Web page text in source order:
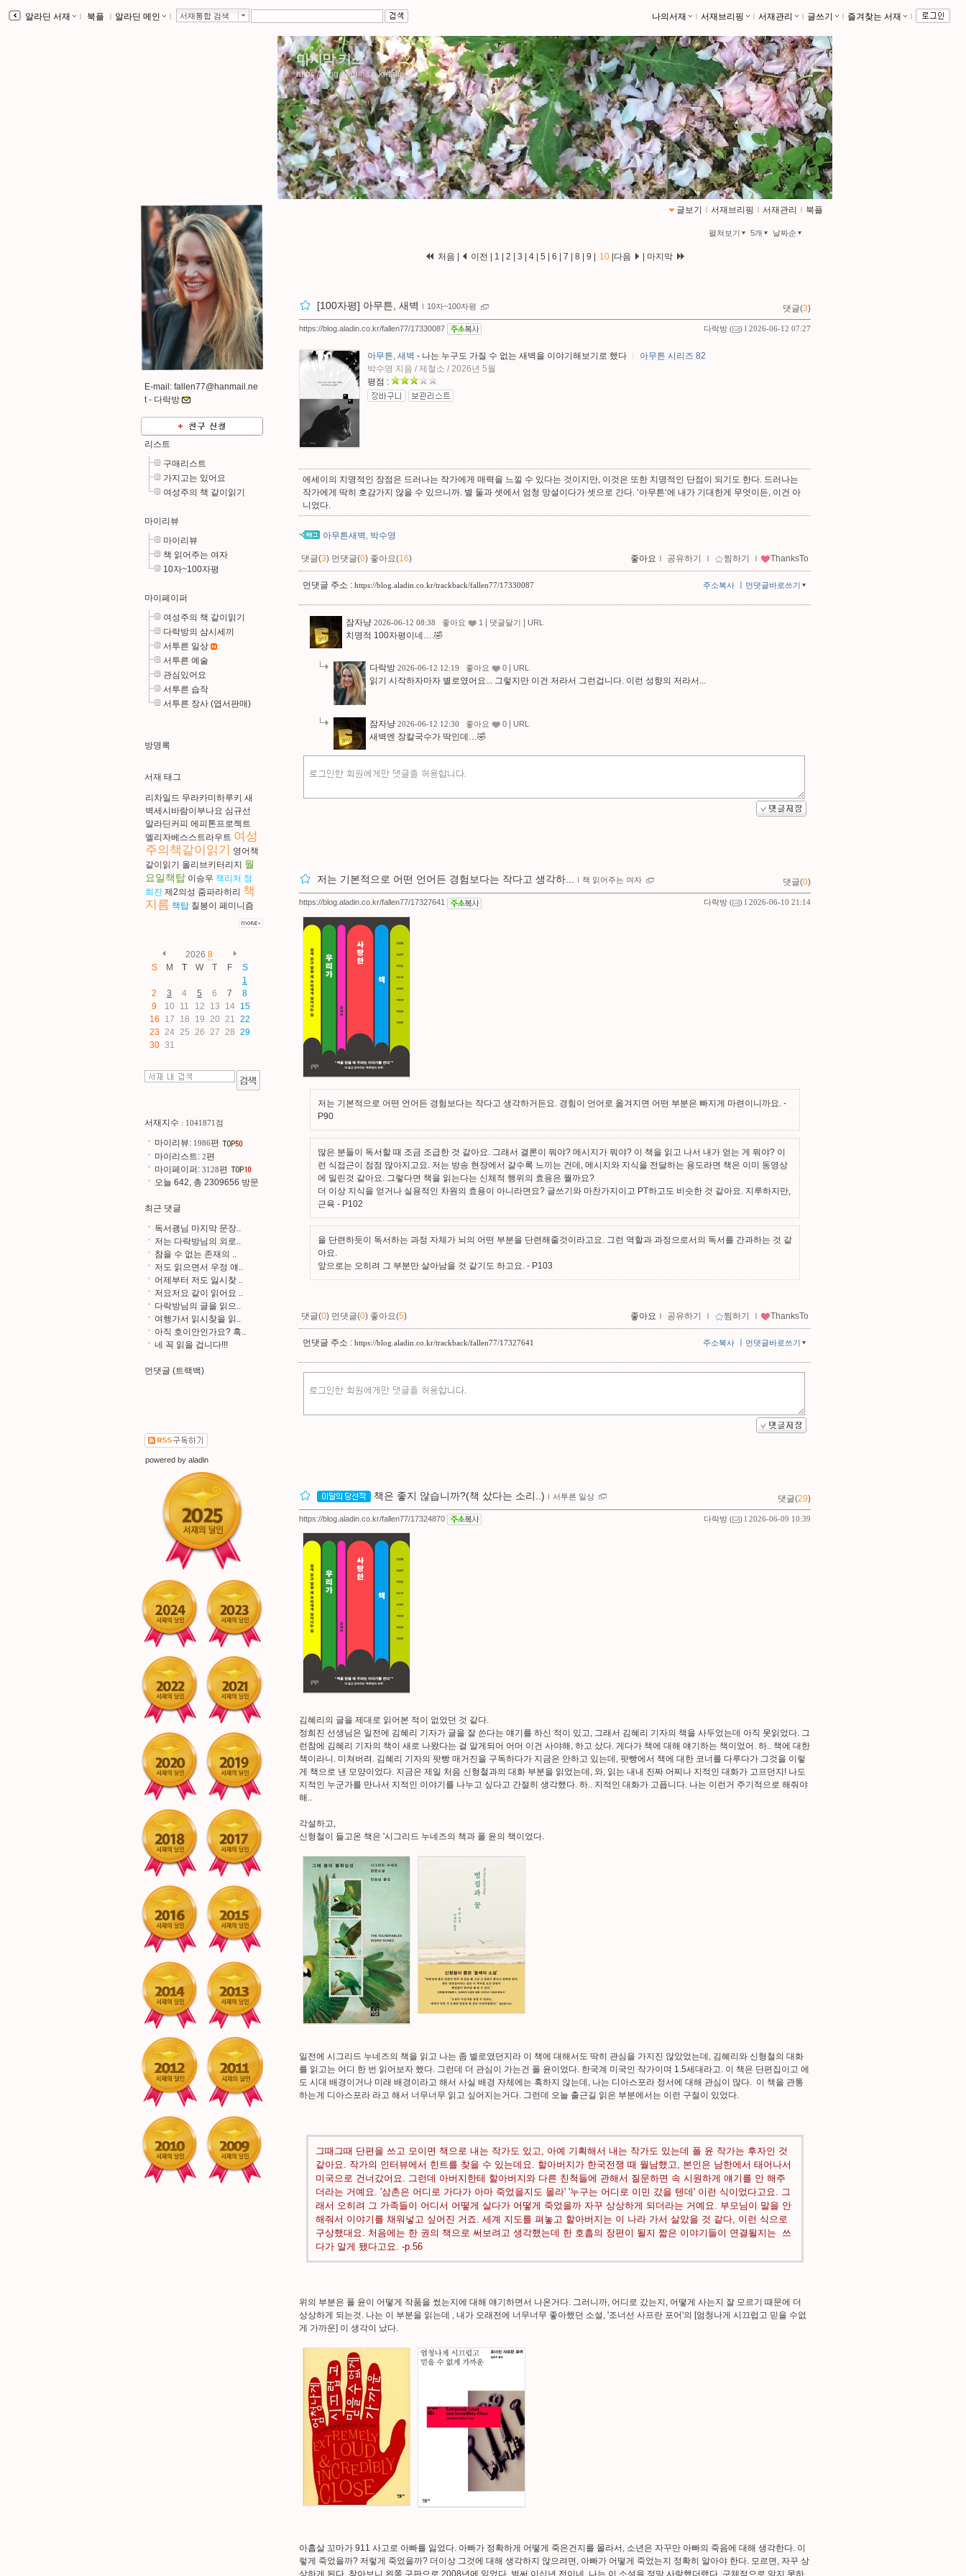
알라딘 서재 ｌ 북플 ｌ 알라딘 메인 ｌ 서재통합 검색 나의서재 ｌ 서재브리핑 ｌ 서재관리 ｌ 글쓰기 ｌ 즐겨찾는 서재 ｌ
마지막 키스
https://blog.aladin.co.kr/fallen77
글보기 ｌ 서재브리핑 ｌ 서재관리 ｌ 북플
펼쳐보기 5개 날짜순
처음 이전 1 2 3 4 5 6 7 8 9 10 다음 마지막
[100자평] 아무튼, 새벽 ｌ 10자~100자평 댓글(3)
다락방 ( ) l 2026-06-12 07:27
https://blog.aladin.co.kr/fallen77/17330087
아무튼, 새벽 - 나는 누구도 가질 수 없는 새벽을 이야기해보기로 했다
아무튼 시리즈 82
박수영 지음 / 제철소 / 2026년 5월
평점 :
에세이의 치명적인 장점은 드러나는 작가에게 매력을 느낄 수 있다는 것이지만, 이것은 또한 치명적인 단점이 되기도 한다. 드러나는
작가에게 딱히 호감가지 않을 수 있으니까. 별 둘과 셋에서 엄청 망설이다가 셋으로 간다. ‘아무튼‘에 내가 기대한게 무엇이든, 이건 아
니었다.
아무튼새벽, 박수영
댓글(3) 먼댓글(0) 좋아요(16) 좋아요 ｌ 공유하기 ｌ 찜하기 ｌ ThanksTo
먼댓글 주소 : https://blog.aladin.co.kr/trackback/fallen77/17330087 먼댓글바로쓰기
주소복사
잠자냥 2026-06-12 08:38 좋아요 1 댓글달기 URL
치명적 100자평이네….🤣
다락방 2026-06-12 12:19 좋아요 0 URL
읽기 시작하자마자 별로였어요... 그렇지만 이건 저라서 그런겁니다. 이런 성향의 저라서...
잠자냥 2026-06-12 12:30 좋아요 0 URL
새벽엔 장칼국수가 딱인데…🤣
저는 기본적으로 어떤 언어든 경험보다는 작다고 생각하... ｌ 책 읽어주는 여자 댓글(0)
다락방 ( ) l 2026-06-10 21:14
https://blog.aladin.co.kr/fallen77/17327641
저는 기본적으로 어떤 언어든 경험보다는 작다고 생각하거든요. 경힘이 언어로 옮겨지면 어떤 부분은 빠지게 마련이니까요. -
P90
많은 분들이 독서할 때 조금 조급한 것 같아요. 그래서 결론이 뭐야? 메시지가 뭐야? 이 책을 읽고 나서 내가 얻는 게 뭐야? 이
런 식접근이 점점 많아지고요. 저는 방송 현장에서 갈수록 느끼는 건데, 메시지와 지식을 전달하는 용도라면 책은 이미 동영상
에 밀린것 같아요. 그렇다면 책을 읽는다는 신체적 행위의 효용은 뭘까요?
더 이상 지식을 얻거나 실용적인 차원의 효용이 아니라면요? 글쓰기와 마찬가지이고 PT하고도 비슷한 것 같아요. 지루하지만,
근육 - P102
을 단련하듯이 독서하는 과정 자체가 뇌의 어떤 부분을 단련해줄것이라고요. 그런 역할과 과정으로서의 독서를 간과하는 것 같
아요.
앞으로는 오히려 그 부분만 살아남을 것 같기도 하고요. - P103
댓글(0) 먼댓글(0) 좋아요(5) 좋아요 ｌ 공유하기 ｌ 찜하기 ｌ ThanksTo
먼댓글 주소 : https://blog.aladin.co.kr/trackback/fallen77/17327641 먼댓글바로쓰기
주소복사
책은 좋지 않습니까?(책 샀다는 소리..) ｌ 서투른 일상 댓글(29)
다락방 ( ) l 2026-06-09 10:39
https://blog.aladin.co.kr/fallen77/17324870
김혜리의 글을 제대로 읽어본 적이 없었던 것 같다.
정희진 선생님은 일전에 김혜리 기자가 글을 잘 쓴다는 얘기를 하신 적이 있고, 그래서 김혜리 기자의 책을 사두었는데 아직 못읽었다. 그
런참에 김혜리 기자의 책이 새로 나왔다는 걸 알게되어 어머 이건 사야해, 하고 샀다. 게다가 책에 대해 얘기하는 책이었어. 하.. 책에 대한
책이라니. 미쳐버려. 김혜리 기자의 팟빵 매거진을 구독하다가 지금은 안하고 있는데, 팟빵에서 책에 대한 코너를 다루다가 그것을 이렇
게 책으로 낸 모양이었다. 지금은 제일 처음 신형철과의 대화 부분을 읽었는데, 와, 읽는 내내 진짜 어찌나 지적인 대화가 고프던지! 나도
지적인 누군가를 만나서 지적인 이야기를 나누고 싶다고 간절히 생각했다. 하.. 지적인 대화가 고픕니다. 나는 이런거 주기적으로 해줘야
해..
각설하고,
신형철이 들고온 책은 '시그리드 누네즈의 책과 폴 윤의 책이었다.
일전에 시그리드 누네즈의 책을 읽고 나는 좀 별로였던지라 이 책에 대해서도 딱히 관심을 가지진 않았었는데, 김혜리와 신형철의 대화
를 읽고는 어디 한 번 읽어보자 했다. 그런데 더 관심이 가는건 폴 윤이었다. 한국계 미국인 작가이며 1.5세대라고. 이 책은 단편집이고 에
도 시대 배경이거나 미래 배경이라고 해서 사실 배경 자체에는 혹하지 않는데, 나는 디아스포라 정서에 대해 관심이 많다. 이 책을 관통
하는게 디아스포라 라고 해서 너무너무 읽고 싶어지는거다. 그런데 오늘 출근길 읽은 부분에서는 이런 구절이 있었다.
그때그때 단편을 쓰고 모이면 책으로 내는 작가도 있고, 아예 기획해서 내는 작가도 있는데 폴 윤 작가는 후자인 것
같아요. 작가의 인터뷰에서 힌트를 찾을 수 있는데요. 할아버지가 한국전쟁 때 월남했고, 본인은 남한에서 태어나서
미국으로 건너갔어요. 그런데 아버지한테 할아버지와 다른 친척들에 관해서 질문하면 속 시원하게 얘기를 안 해주
더라는 거예요. '삼촌은 어디로 가다가 아마 죽었을지도 몰라' '누구는 어디로 이민 갔을 텐데' 이런 식이었다고요. 그
래서 오히려 그 가족들이 어디서 어떻게 살다가 어떻게 죽었을까 자꾸 상상하게 되더라는 거예요. 부모님이 말을 안
해줘서 이야기를 채워넣고 싶어진 거죠. 세계 지도를 펴놓고 할아버지는 이 나라 가서 살았을 것 같다, 이런 식으로
구상했대요. 처음에는 한 권의 책으로 써보려고 생각했는데 한 호흡의 장편이 될지 짧은 이야기들이 연결될지는 쓰
다가 알게 됐다고요. -p.56
위의 부분은 폴 윤이 어떻게 작품을 썼는지에 대해 얘기하면서 나온거다. 그러니까, 어디로 갔는지, 어떻게 사는지 잘 모르기 때문에 더
상상하게 되는것. 나는 이 부분을 읽는데 , 내가 오래전에 너무너무 좋아했던 소설, '조너선 사프란 포어'의 [엄청나게 시끄럽고 믿을 수없
게 가까운] 이 생각이 났다.
아홉살 꼬마가 911 사고로 아빠를 잃었다. 아빠가 정확하게 어떻게 죽은건지를 몰라서, 소년은 자꾸만 아빠의 죽음에 대해 생각한다. 이
렇게 죽었을까? 저렇게 죽었을까? 더이상 그것에 대해 생각하지 않으려면, 아빠가 어떻게 죽었는지 정확히 알아야 한다. 모르면, 자꾸 상
E-mail: fallen77@hanmail.ne
t - 다락방
리스트
구매리스트
가지고는 있어요
여성주의 책 같이읽기
마이리뷰
마이리뷰
책 읽어주는 여자
10자~100자평
마이페이퍼
여성주의 책 같이읽기
다락방의 삼시세끼
서투른 일상
서투른 예술
관심있어요
서투른 습작
서투른 장사 (엽서판매)
방명록
서재 태그
리차일드 무라카미하루키 새
벽세시바람이부나요 심규선
알라딘커피 에피톤프로젝트
엘리자베스스트라우트 여성
주의책같이읽기 영어책
같이읽기 올리브키터리지 월
요일책탑 이승우 잭리처 정
희진 제2의성 줌파라히리 책
지름 책탑 칠봉이 페미니즘
2026 8
S
M T W T F
S
1
2
3 4 5 6 7
8
9
10 11 12 13 14
15
16
17 18 19 20 21 22
23 24 25 26 27 28 29
30 31
서재지수 : 1041871점
마이리뷰: 1986편
마이리스트: 2편
마이페이퍼: 3128편
오늘 642, 총 2309656 방문
최근 댓글
독서괭님 마지막 문장..
저는 다락방님의 외로..
참을 수 없는 존재의 ..
저도 읽으면서 우정 얘..
어제부터 저도 잃시찾 ..
저요저요 같이 읽어요 ..
다락방님의 글을 읽으..
여행가서 읽시찾을 읽..
아직 호이안인가요? 혹..
네 꼭 읽을 겁니다!!!
먼댓글 (트랙백)
powered by aladin